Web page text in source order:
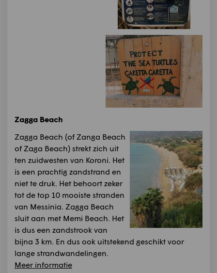
Zagga Beach
Zagga Beach (of Zanga Beach
of Zaga Beach) strekt zich uit
ten zuidwesten van Koroni. Het
is een prachtig zandstrand en
niet te druk. Het behoort zeker
tot de top 10 mooiste stranden
van Messinia. Zagga Beach
sluit aan met Memi Beach. Het
is dus een zandstrook van
bijna 3 km. En dus ook uitstekend geschikt voor
lange strandwandelingen.
Meer informatie